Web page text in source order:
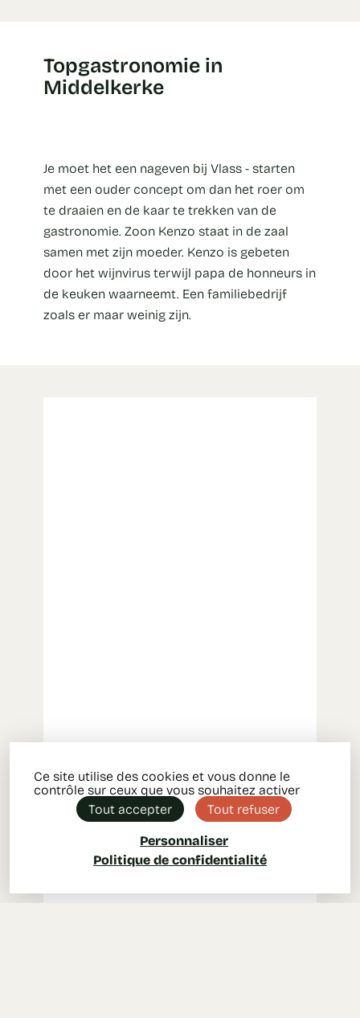
Topgastronomie in
Middelkerke
Je moet het een nageven bij Vlass - starten
met een ouder concept om dan het roer om
te draaien en de kaar te trekken van de
gastronomie. Zoon Kenzo staat in de zaal
samen met zijn moeder. Kenzo is gebeten
door het wijnvirus terwijl papa de honneurs in
de keuken waarneemt. Een familiebedrijf
zoals er maar weinig zijn.
Ce site utilise des cookies et vous donne le
contrôle sur ceux que vous souhaitez activer
Tout accepter
Tout refuser
Personnaliser
Politique de confidentialité